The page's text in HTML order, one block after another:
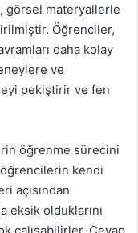
görsel materyallerle
Öğrenciler,
daha kolay
ve
pekiştirir ve fen
öğrenme sürecini
kendi
açısından
eksik olduklarını
çalışabilirler. Cevap